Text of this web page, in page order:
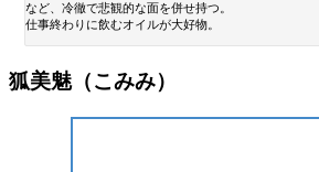
など、冷徹で悲観的な面を併せ持つ。
仕事終わりに飲むオイルが大好物。
狐美魅（こみみ）